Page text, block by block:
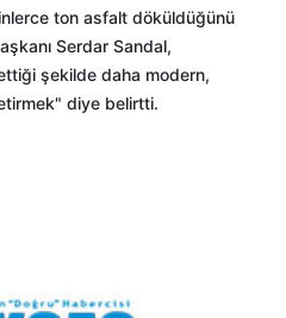
ton asfalt döküldüğünü
Serdar Sandal,
ettiği şekilde daha modern,
diye belirtti.